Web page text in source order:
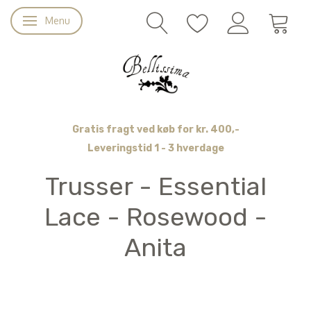
Skifte navigation
Menu
Gratis fragt ved køb for kr. 400,-
Leveringstid 1 - 3 hverdage
Trusser - Essential
Lace - Rosewood -
Anita